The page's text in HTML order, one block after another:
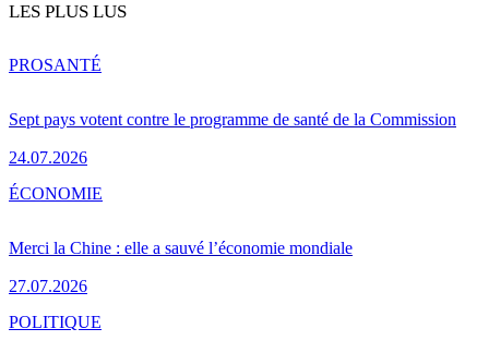
LES PLUS LUS
Sept pays votent contre le programme de santé de la Commission
24.07.2026
PROSANTÉ
Merci la Chine : elle a sauvé l’économie mondiale
27.07.2026
ÉCONOMIE
POLITIQUE